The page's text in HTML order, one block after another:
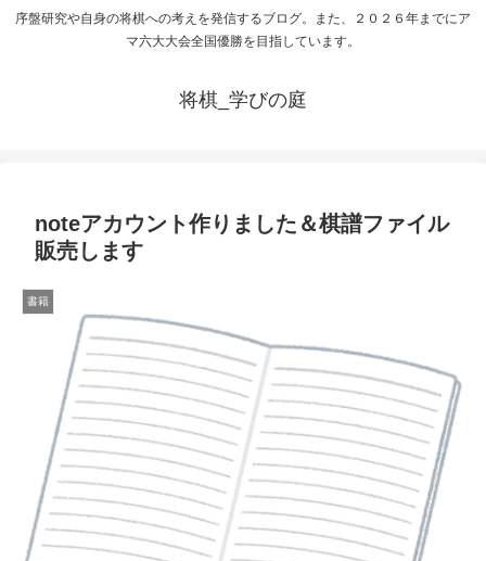
序盤研究や自身の将棋への考えを発信するブログ。また、２０２６年までにア
マ六大大会全国優勝を目指しています。
将棋_学びの庭
noteアカウント作りました＆棋譜ファイル
販売します
書籍